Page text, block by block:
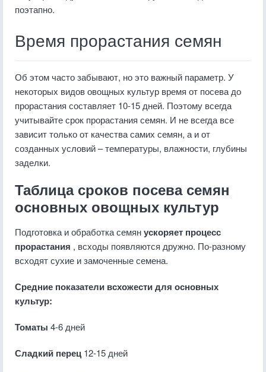
поэтапно.
Время прорастания семян
Об этом часто забывают, но это важный параметр. У
некоторых видов овощных культур время от посева до
прорастания составляет 10-15 дней. Поэтому всегда
учитывайте срок прорастания семян. И не всегда все
зависит только от качества самих семян, а и от
созданных условий – температуры, влажности, глубины
заделки.
Таблица сроков посева семян
основных овощных культур
Подготовка и обработка семянускоряет процесс
прорастания , всходы появляются дружно. По-разному
всходят сухие и замоченные семена.
Средние показатели всхожести для основных
культур:
Томаты 4-6 дней
Сладкий перец 12-15 дней